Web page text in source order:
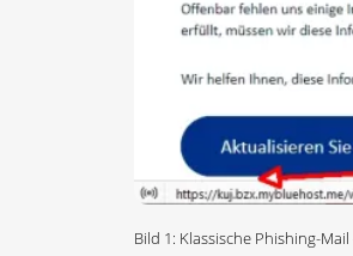
Bild 1: Klassische Phishing-